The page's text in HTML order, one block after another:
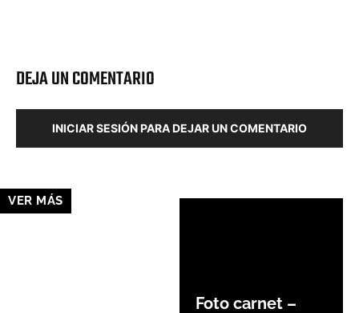
DEJA UN COMENTARIO
INICIAR SESIÓN PARA DEJAR UN COMENTARIO
VER MÁS
Foto carnet –